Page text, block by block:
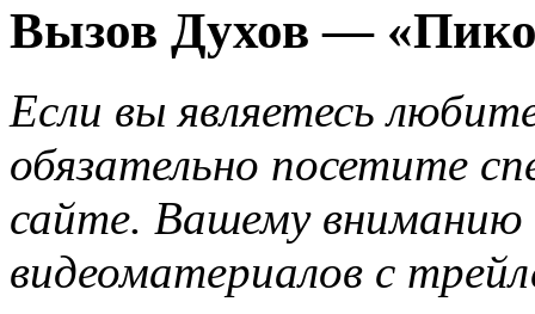
Вызов Духов —
Если вы являетесь
обязательно посетите
сайте. Вашему вниманию
видеоматериалов с